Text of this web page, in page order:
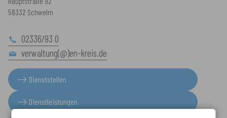
58332 Schwelm
02336/93 0
verwaltung(@)en-kreis.de
Dienststellen
Dienstleistungen